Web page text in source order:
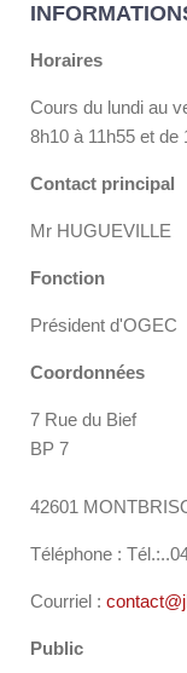
Horaires
Cours du lundi au
8h10 à 11h55 et de
Contact principal
Mr HUGUEVILLE
Fonction
Président d'OGEC
Coordonnées
7 Rue du Bief
BP 7
42601
Téléphone :
Courriel :
Public